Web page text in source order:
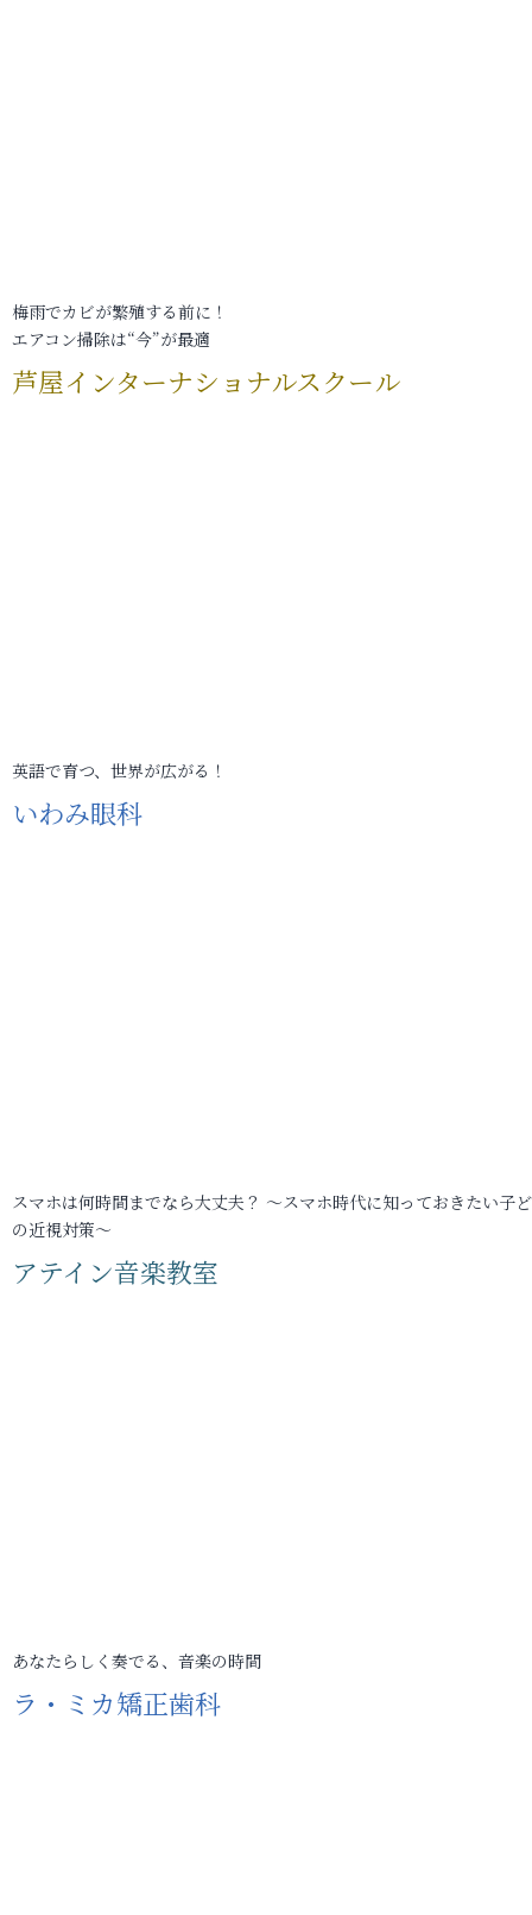
梅雨でカビが繁殖する前に！
エアコン掃除は“今”が最適
芦屋インターナショナルスクール
英語で育つ、世界が広がる！
いわみ眼科
スマホは何時間までなら大丈夫？ ～スマホ時代に知っておきたい子
の近視対策～
アテイン音楽教室
あなたらしく奏でる、音楽の時間
ラ・ミカ矯正歯科